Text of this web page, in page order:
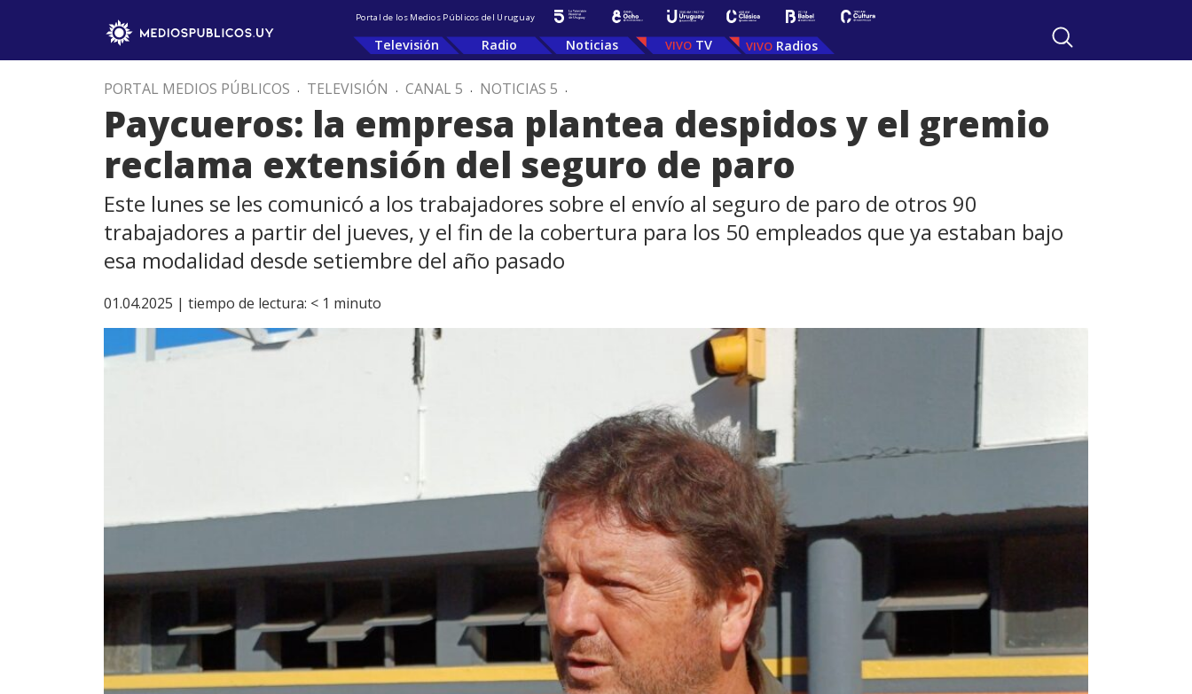
Portal de los Medios Públicos del Uruguay
Televisión Radio Noticias TV Radios
PORTAL MEDIOS PÚBLICOS . TELEVISIÓN . CANAL 5 . NOTICIAS 5 .
Paycueros: la empresa plantea despidos y el gremio
reclama extensión del seguro de paro
Este lunes se les comunicó a los trabajadores sobre el envío al seguro de paro de otros 90
trabajadores a partir del jueves, y el fin de la cobertura para los 50 empleados que ya estaban bajo
esa modalidad desde setiembre del año pasado
01.04.2025 | tiempo de lectura: < 1 minuto